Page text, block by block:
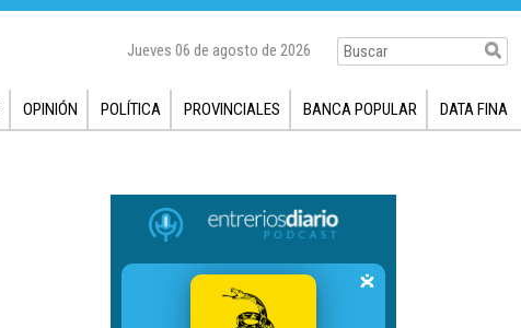
Jueves 06 de agosto de 2026
OPINIÓN POLÍTICA PROVINCIALES BANCA POPULAR DATA FINA